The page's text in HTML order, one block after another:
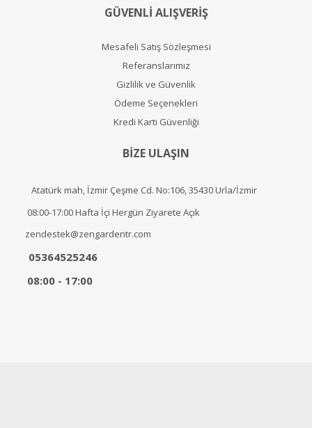
GÜVENLİ ALIŞVERİŞ
Mesafeli Satış Sözleşmesi
Referanslarımız
Gizlilik ve Güvenlik
Ödeme Seçenekleri
Kredi Kartı Güvenliği
BİZE ULAŞIN
Atatürk mah, İzmir Çeşme Cd. No:106, 35430 Urla/İzmir
08:00-17:00 Hafta İçi Hergün Ziyarete Açık
zendestek@zengardentr.com
05364525246
08:00 - 17:00